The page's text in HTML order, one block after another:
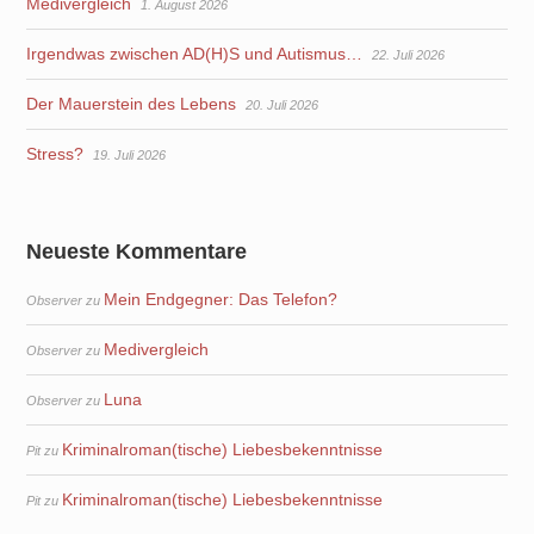
1. August 2026
Irgendwas zwischen AD(H)S und Autismus… 22. Juli 2026
Der Mauerstein des Lebens 20. Juli 2026
Stress? 19. Juli 2026
Neueste Kommentare
Observer zu Mein Endgegner: Das Telefon?
Observer zu Medivergleich
Observer zu Luna
Pitzu Kriminalroman(tische) Liebesbekenntnisse
Pitzu Kriminalroman(tische) Liebesbekenntnisse